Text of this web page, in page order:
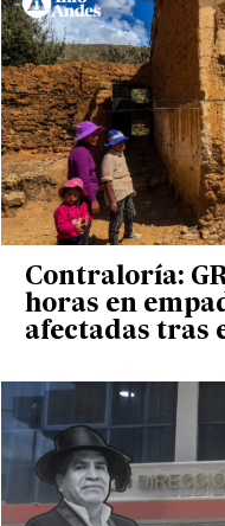
Contraloría:
horas en
afectadas tras